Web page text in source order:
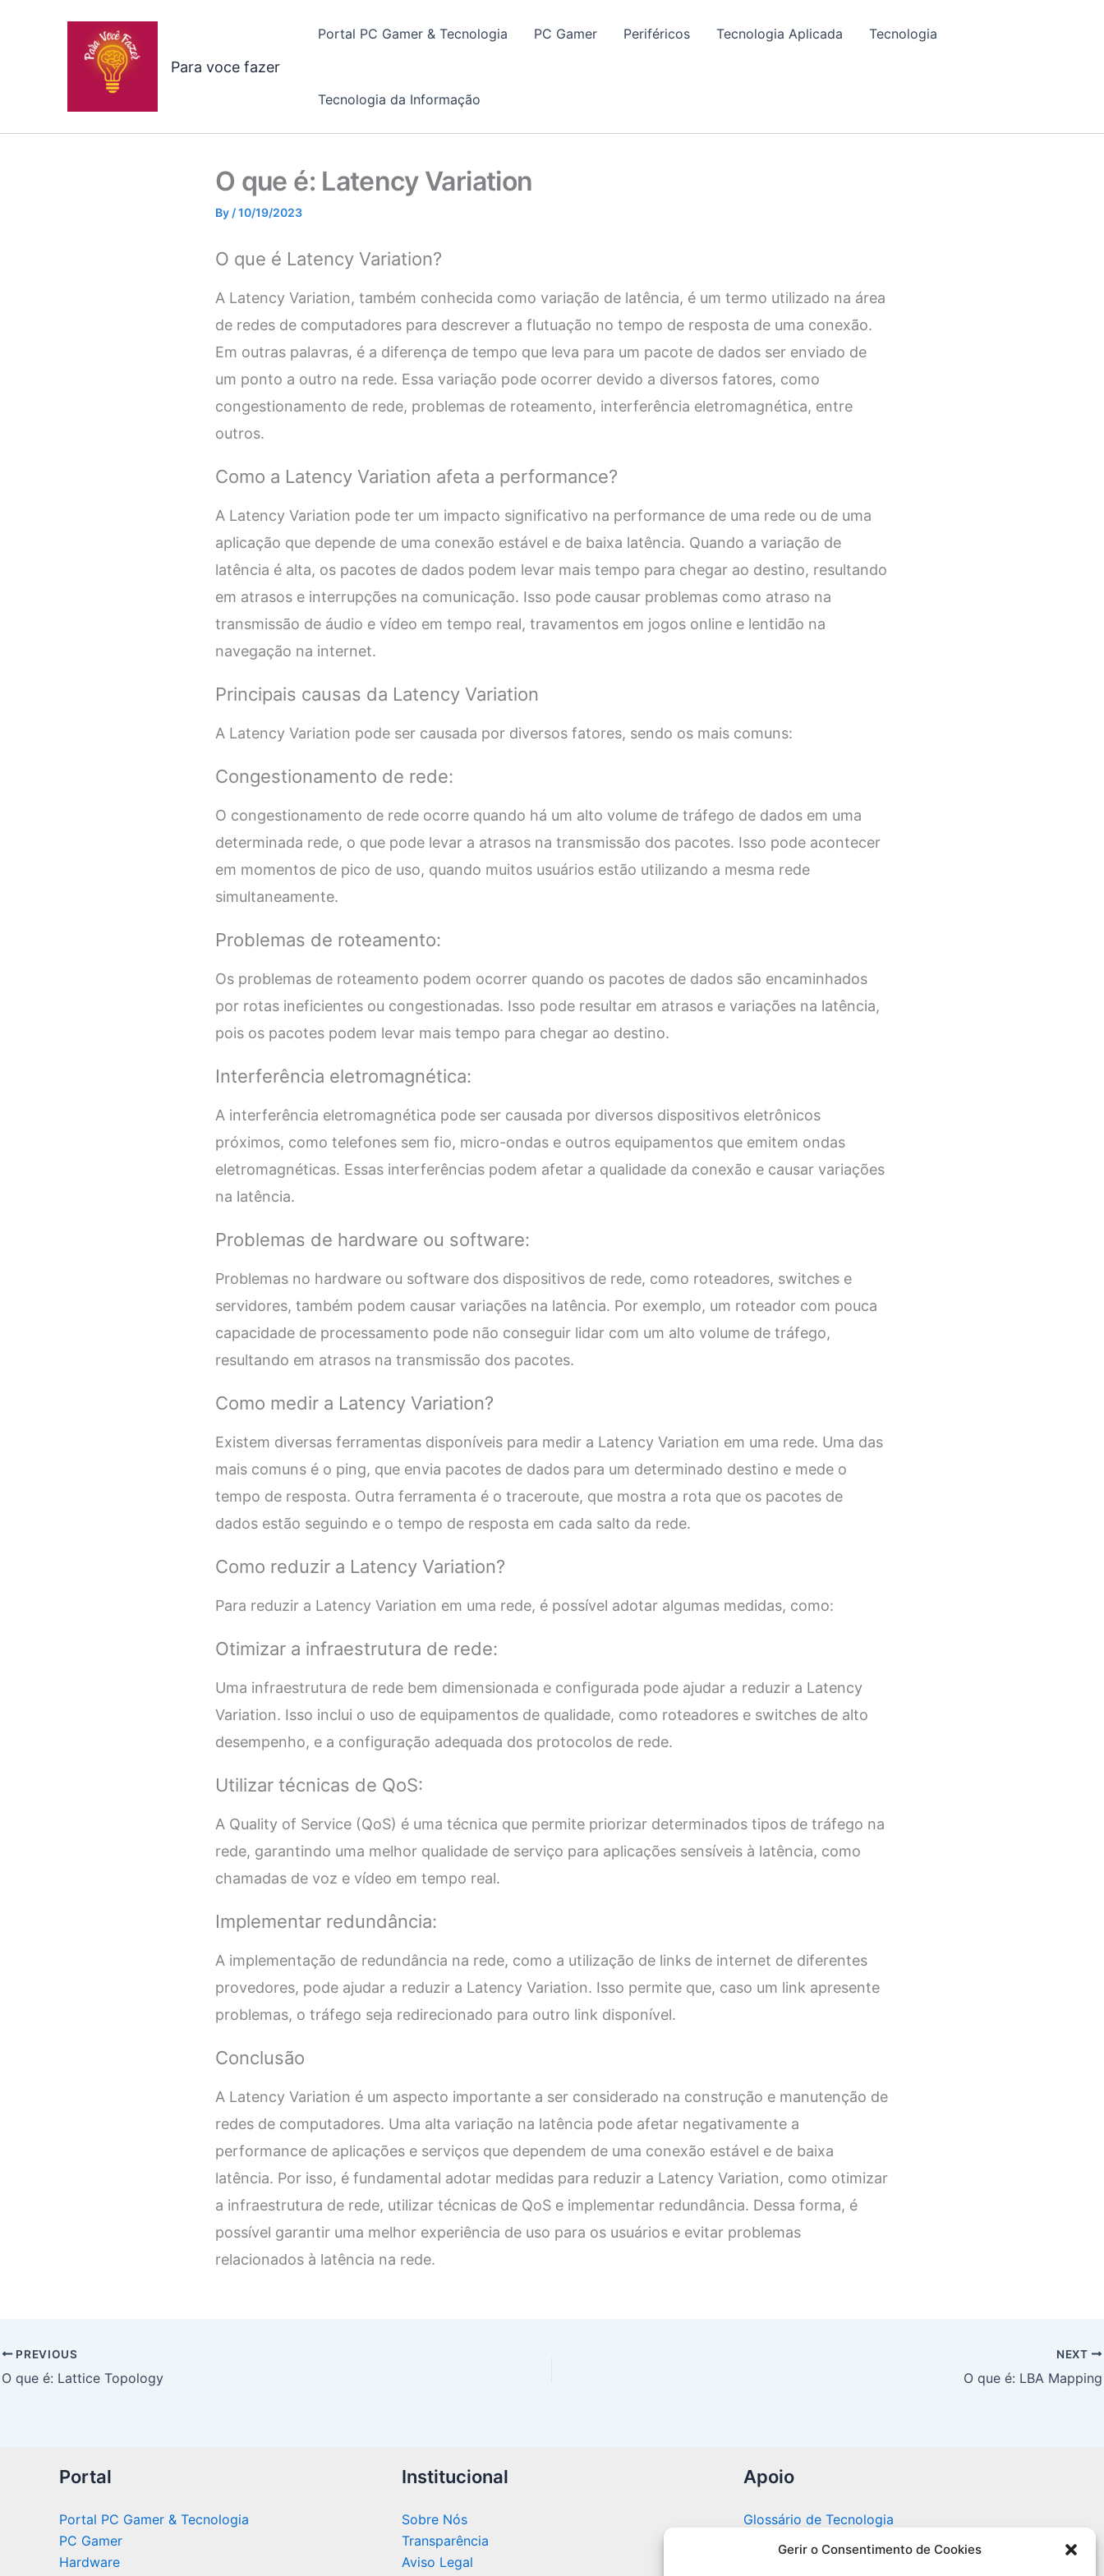
Gerir o Consentimento de Cookies
Para voce fazer
Portal PC Gamer & Tecnologia PC Gamer Periféricos Tecnologia Aplicada Tecnologia
Tecnologia da Informação
O que é: Latency Variation
By /10/19/2023
O que é Latency Variation?
A Latency Variation, também conhecida como variação de latência, é um termo utilizado na área
de redes de computadores para descrever a flutuação no tempo de resposta de uma conexão.
Em outras palavras, é a diferença de tempo que leva para um pacote de dados ser enviado de
um ponto a outro na rede. Essa variação pode ocorrer devido a diversos fatores, como
congestionamento de rede, problemas de roteamento, interferência eletromagnética, entre
outros.
Como a Latency Variation afeta a performance?
A Latency Variation pode ter um impacto significativo na performance de uma rede ou de uma
aplicação que depende de uma conexão estável e de baixa latência. Quando a variação de
latência é alta, os pacotes de dados podem levar mais tempo para chegar ao destino, resultando
em atrasos e interrupções na comunicação. Isso pode causar problemas como atraso na
transmissão de áudio e vídeo em tempo real, travamentos em jogos online e lentidão na
navegação na internet.
Principais causas da Latency Variation
A Latency Variation pode ser causada por diversos fatores, sendo os mais comuns:
Congestionamento de rede:
O congestionamento de rede ocorre quando há um alto volume de tráfego de dados em uma
determinada rede, o que pode levar a atrasos na transmissão dos pacotes. Isso pode acontecer
em momentos de pico de uso, quando muitos usuários estão utilizando a mesma rede
simultaneamente.
Problemas de roteamento:
Os problemas de roteamento podem ocorrer quando os pacotes de dados são encaminhados
por rotas ineficientes ou congestionadas. Isso pode resultar em atrasos e variações na latência,
pois os pacotes podem levar mais tempo para chegar ao destino.
Interferência eletromagnética:
A interferência eletromagnética pode ser causada por diversos dispositivos eletrônicos
próximos, como telefones sem fio, micro-ondas e outros equipamentos que emitem ondas
eletromagnéticas. Essas interferências podem afetar a qualidade da conexão e causar variações
na latência.
Problemas de hardware ou software:
Problemas no hardware ou software dos dispositivos de rede, como roteadores, switches e
servidores, também podem causar variações na latência. Por exemplo, um roteador com pouca
capacidade de processamento pode não conseguir lidar com um alto volume de tráfego,
resultando em atrasos na transmissão dos pacotes.
Como medir a Latency Variation?
Existem diversas ferramentas disponíveis para medir a Latency Variation em uma rede. Uma das
mais comuns é o ping, que envia pacotes de dados para um determinado destino e mede o
tempo de resposta. Outra ferramenta é o traceroute, que mostra a rota que os pacotes de
dados estão seguindo e o tempo de resposta em cada salto da rede.
Como reduzir a Latency Variation?
Para reduzir a Latency Variation em uma rede, é possível adotar algumas medidas, como:
Otimizar a infraestrutura de rede:
Uma infraestrutura de rede bem dimensionada e configurada pode ajudar a reduzir a Latency
Variation. Isso inclui o uso de equipamentos de qualidade, como roteadores e switches de alto
desempenho, e a configuração adequada dos protocolos de rede.
Utilizar técnicas de QoS:
A Quality of Service (QoS) é uma técnica que permite priorizar determinados tipos de tráfego na
rede, garantindo uma melhor qualidade de serviço para aplicações sensíveis à latência, como
chamadas de voz e vídeo em tempo real.
Implementar redundância:
A implementação de redundância na rede, como a utilização de links de internet de diferentes
provedores, pode ajudar a reduzir a Latency Variation. Isso permite que, caso um link apresente
problemas, o tráfego seja redirecionado para outro link disponível.
Conclusão
A Latency Variation é um aspecto importante a ser considerado na construção e manutenção de
redes de computadores. Uma alta variação na latência pode afetar negativamente a
performance de aplicações e serviços que dependem de uma conexão estável e de baixa
latência. Por isso, é fundamental adotar medidas para reduzir a Latency Variation, como otimizar
a infraestrutura de rede, utilizar técnicas de QoS e implementar redundância. Dessa forma, é
possível garantir uma melhor experiência de uso para os usuários e evitar problemas
relacionados à latência na rede.
PREVIOUS
O que é: Lattice Topology
NEXT
O que é: LBA Mapping
Portal
Portal PC Gamer & Tecnologia
PC Gamer
Hardware
Institucional
Sobre Nós
Transparência
Aviso Legal
Apoio
Glossário de Tecnologia
Portal editorial independente sobre tecnologia,